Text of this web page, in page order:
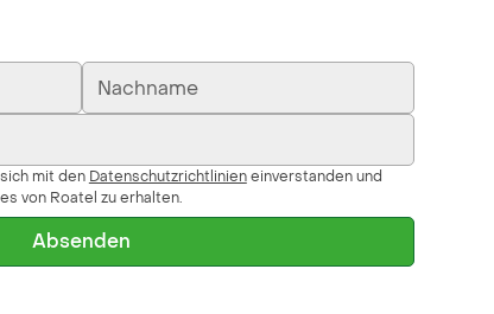
mit den Datenschutzrichtlinieneinverstanden und
von Roatel zu erhalten.